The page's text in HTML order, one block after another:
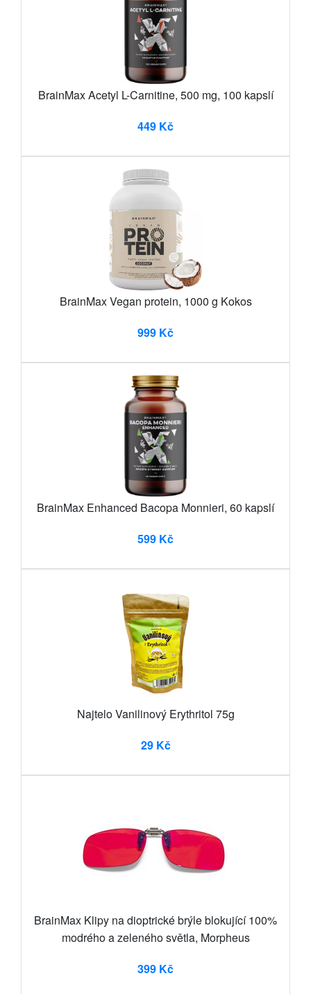
BrainMax Acetyl L-Carnitine, 500 mg, 100 kapslí
449 Kč
BrainMax Vegan protein, 1000 g Kokos
999 Kč
BrainMax Enhanced Bacopa Monnieri, 60 kapslí
599 Kč
Najtelo Vanilinový Erythritol 75g
29 Kč
BrainMax Klipy na dioptrické brýle blokující 100%
modrého a zeleného světla, Morpheus
399 Kč